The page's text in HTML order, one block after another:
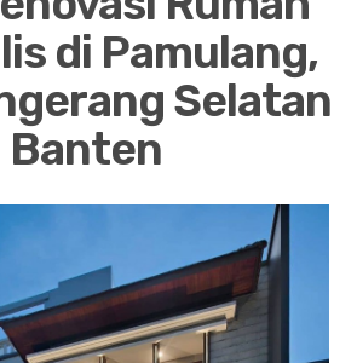
di Pamulang,
Selatan
Banten